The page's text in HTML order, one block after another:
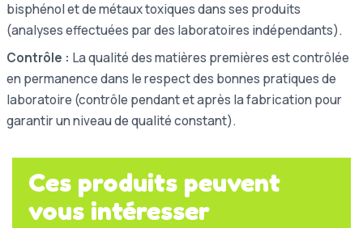
bisphénol et de métaux toxiques dans ses produits
(analyses effectuées par des laboratoires indépendants).
Contrôle : La qualité des matières premières est contrôlée
en permanence dans le respect des bonnes pratiques de
laboratoire (contrôle pendant et après la fabrication pour
garantir un niveau de qualité constant).
Ces produits peuvent
vous intéresser